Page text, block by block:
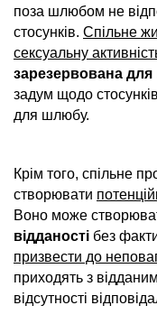
поза шлюбом не
стосунків. Спільне
сексуальну
зарезервована
задум щодо
для шлюбу.
Крім того, спільне
створювати
Воно може
відданості без
призвести до
приходять з
відсутності